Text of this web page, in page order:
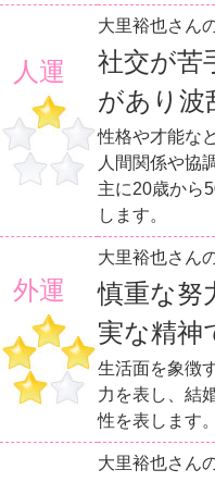
人運
大里裕也さん
社交が苦
があり波
性格や才能な
人間関係や協
主に20歳から
します。
外運
大里裕也さん
慎重な努
実な精神
生活面を象徴
力を表し、結
性を表します。
大里裕也さん